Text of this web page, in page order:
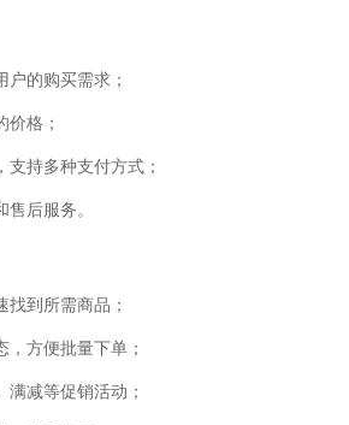
的购买需求；
格；
持多种支付方式；
后服务。
到所需商品；
方便批量下单；
减等促销活动；